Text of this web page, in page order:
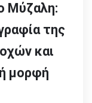
Μύζαλη:
της
και
μορφή